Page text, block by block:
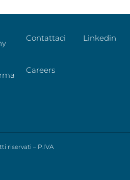
Contattaci
Careers
Linkedin
riservati – P.IVA